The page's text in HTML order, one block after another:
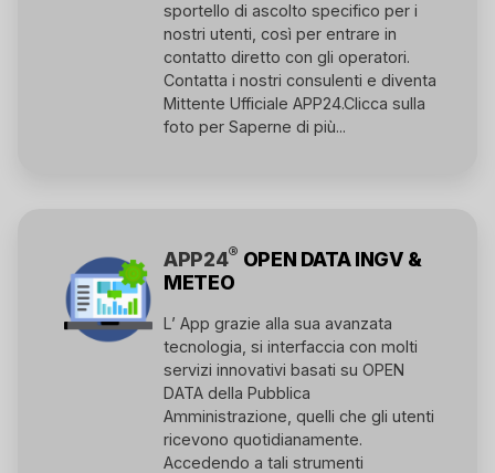
sportello di ascolto specifico per i
nostri utenti, così per entrare in
contatto diretto con gli operatori.
Contatta i nostri consulenti e diventa
Mittente Ufficiale APP24.Clicca sulla
foto per Saperne di più...
APP24® OPEN DATA INGV &
METEO
L’ App grazie alla sua avanzata
tecnologia, si interfaccia con molti
servizi innovativi basati su OPEN
DATA della Pubblica
Amministrazione, quelli che gli utenti
ricevono quotidianamente.
Accedendo a tali strumenti